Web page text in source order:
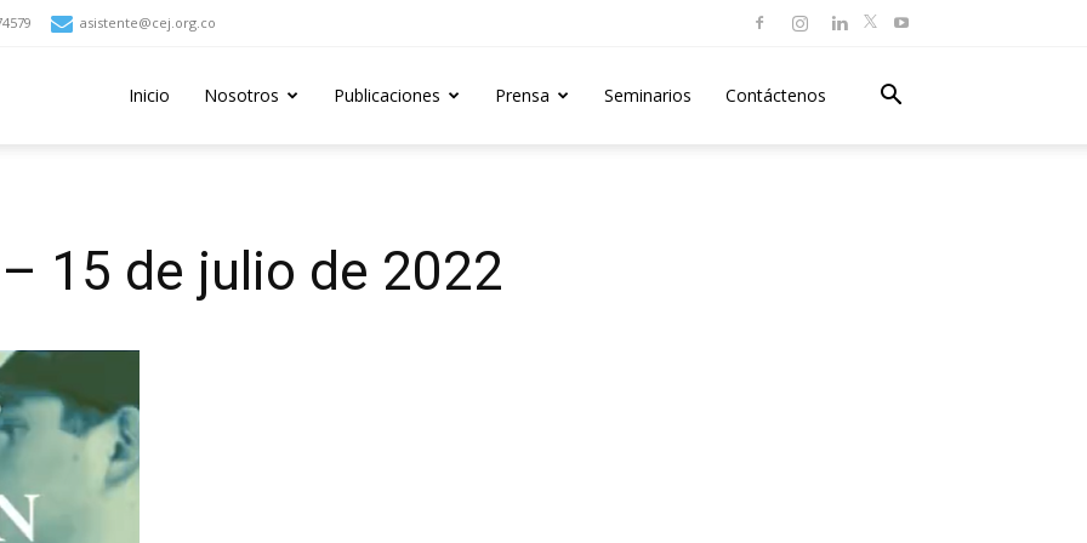
asistente@cej.org.co
Inicio Nosotros Publicaciones Prensa Seminarios Contáctenos
15 de julio de 2022